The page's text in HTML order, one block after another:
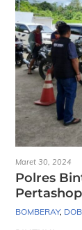
Maret 30, 2024
Polres
BOMBERAY,